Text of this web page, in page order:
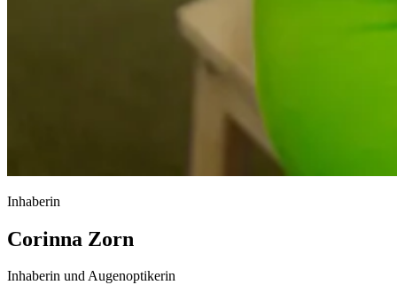
Inhaberin
Corinna Zorn
Inhaberin und Augenoptikerin